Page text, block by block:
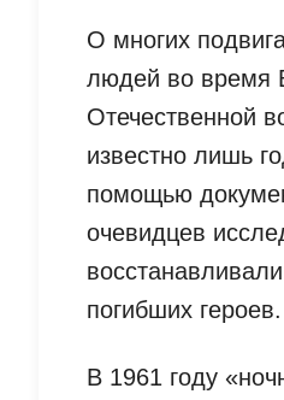
О многих
людей во время
Отечественной
известно лишь
помощью
очевидцев
погибших героев.
В 1961 году